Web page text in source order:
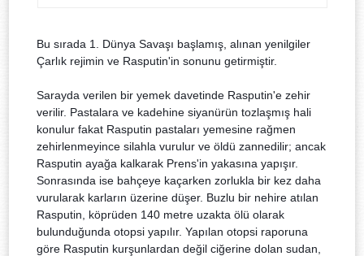
Bu sırada 1. Dünya Savaşı başlamış, alınan yenilgiler
Çarlık rejimin ve Rasputin'in sonunu getirmiştir.
Sarayda verilen bir yemek davetinde Rasputin'e zehir
verilir. Pastalara ve kadehine siyanürün tozlaşmış hali
konulur fakat Rasputin pastaları yemesine rağmen
zehirlenmeyince silahla vurulur ve öldü zannedilir; ancak
Rasputin ayağa kalkarak Prens'in yakasına yapışır.
Sonrasında ise bahçeye kaçarken zorlukla bir kez daha
vurularak karların üzerine düşer. Buzlu bir nehire atılan
Rasputin, köprüden 140 metre uzakta ölü olarak
bulunduğunda otopsi yapılır. Yapılan otopsi raporuna
göre Rasputin kurşunlardan değil ciğerine dolan sudan,